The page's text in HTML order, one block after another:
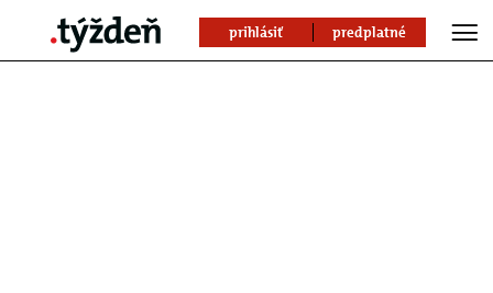
prihlásiť predplatné